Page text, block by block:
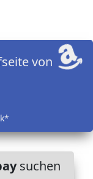
von
suchen